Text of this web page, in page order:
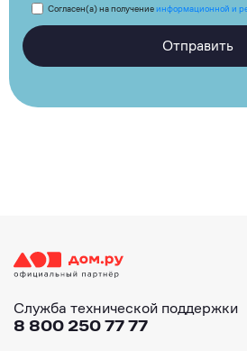
Согласен(а) на получениеинформационной и
Отправить
Служба технической поддержки
8 800 250 77 77